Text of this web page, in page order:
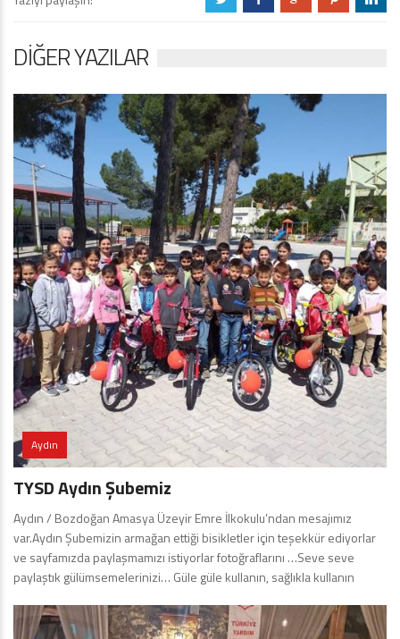
DIĞER YAZILAR
Aydın
TYSD Aydın Şubemiz
Aydın / Bozdoğan Amasya Üzeyir Emre İlkokulu’ndan mesajımız
var.Aydın Şubemizin armağan ettiği bisikletler için teşekkür ediyorlar
ve sayfamızda paylaşmamızı istiyorlar fotoğraflarını …Seve seve
paylaştık gülümsemelerinizi… Güle güle kullanın, sağlıkla kullanın